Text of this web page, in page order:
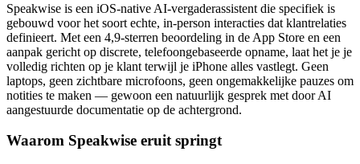
Speakwise is een iOS-native AI-vergaderassistent die specifiek is
gebouwd voor het soort echte, in-person interacties dat klantrelaties
definieert. Met een 4,9-sterren beoordeling in de App Store en een
aanpak gericht op discrete, telefoongebaseerde opname, laat het je je
volledig richten op je klant terwijl je iPhone alles vastlegt. Geen
laptops, geen zichtbare microfoons, geen ongemakkelijke pauzes om
notities te maken — gewoon een natuurlijk gesprek met door AI
aangestuurde documentatie op de achtergrond.
Waarom Speakwise eruit springt